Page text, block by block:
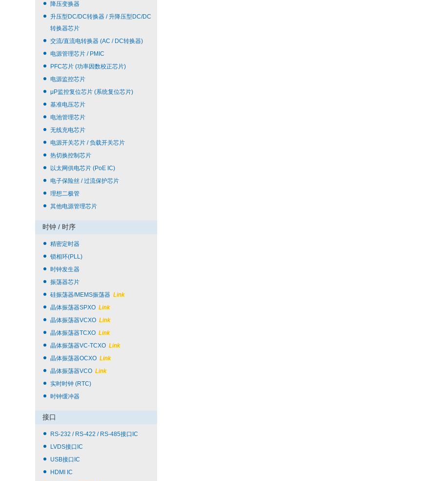
降压变换器
升压型DC/DC转换器 / 升降压型DC/DC
转换器芯片
交流/直流电转换器 (AC / DC转换器)
电源管理芯片 / PMIC
PFC芯片 (功率因数校正芯片)
电源监控芯片
μP监控复位芯片 (系统复位芯片)
基准电压芯片
电池管理芯片
无线充电芯片
电源开关芯片 / 负载开关芯片
热切换控制芯片
以太网供电芯片 (PoE IC)
电子保险丝 / 过流保护芯片
理想二极管
其他电源管理芯片
时钟 / 时序
精密定时器
锁相环(PLL)
时钟发生器
振荡器芯片
硅振荡器/MEMS振荡器 Link
晶体振荡器SPXO Link
晶体振荡器VCXO Link
晶体振荡器TCXO Link
晶体振荡器VC-TCXO Link
晶体振荡器OCXO Link
晶体振荡器VCO Link
实时时钟 (RTC)
时钟缓冲器
接口
RS-232 / RS-422 / RS-485接口IC
LVDS接口IC
USB接口IC
HDMI IC